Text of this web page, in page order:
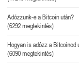
Adózzunk-e a Bitcoin után?
(6292 megtekintés)
Hogyan is adózz a Bitcoinod
(6090 megtekintés)